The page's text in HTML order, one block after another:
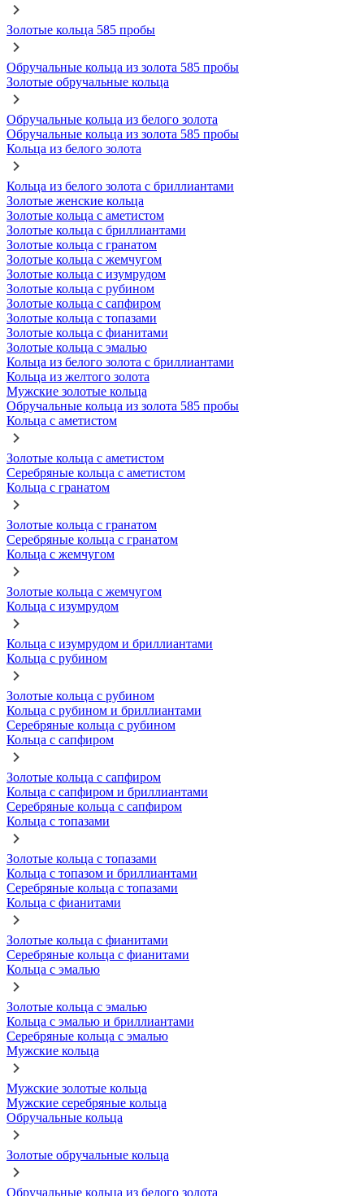
Золотые кольца 585 пробы
Обручальные кольца из золота 585 пробы
Золотые обручальные кольца
Обручальные кольца из белого золота
Обручальные кольца из золота 585 пробы
Кольца из белого золота
Кольца из белого золота с бриллиантами
Золотые женские кольца
Золотые кольца с аметистом
Золотые кольца с бриллиантами
Золотые кольца с гранатом
Золотые кольца с жемчугом
Золотые кольца с изумрудом
Золотые кольца с рубином
Золотые кольца с сапфиром
Золотые кольца с топазами
Золотые кольца с фианитами
Золотые кольца с эмалью
Кольца из белого золота с бриллиантами
Кольца из желтого золота
Мужские золотые кольца
Обручальные кольца из золота 585 пробы
Кольца с аметистом
Золотые кольца с аметистом
Серебряные кольца с аметистом
Кольца с гранатом
Золотые кольца с гранатом
Серебряные кольца с гранатом
Кольца с жемчугом
Золотые кольца с жемчугом
Кольца с изумрудом
Кольца с изумрудом и бриллиантами
Кольца с рубином
Золотые кольца с рубином
Кольца с рубином и бриллиантами
Серебряные кольца с рубином
Кольца с сапфиром
Золотые кольца с сапфиром
Кольца с сапфиром и бриллиантами
Серебряные кольца с сапфиром
Кольца с топазами
Золотые кольца с топазами
Кольца с топазом и бриллиантами
Серебряные кольца с топазами
Кольца с фианитами
Золотые кольца с фианитами
Серебряные кольца с фианитами
Кольца с эмалью
Золотые кольца с эмалью
Кольца с эмалью и бриллиантами
Серебряные кольца с эмалью
Мужские кольца
Мужские золотые кольца
Мужские серебряные кольца
Обручальные кольца
Золотые обручальные кольца
Обручальные кольца из белого золота